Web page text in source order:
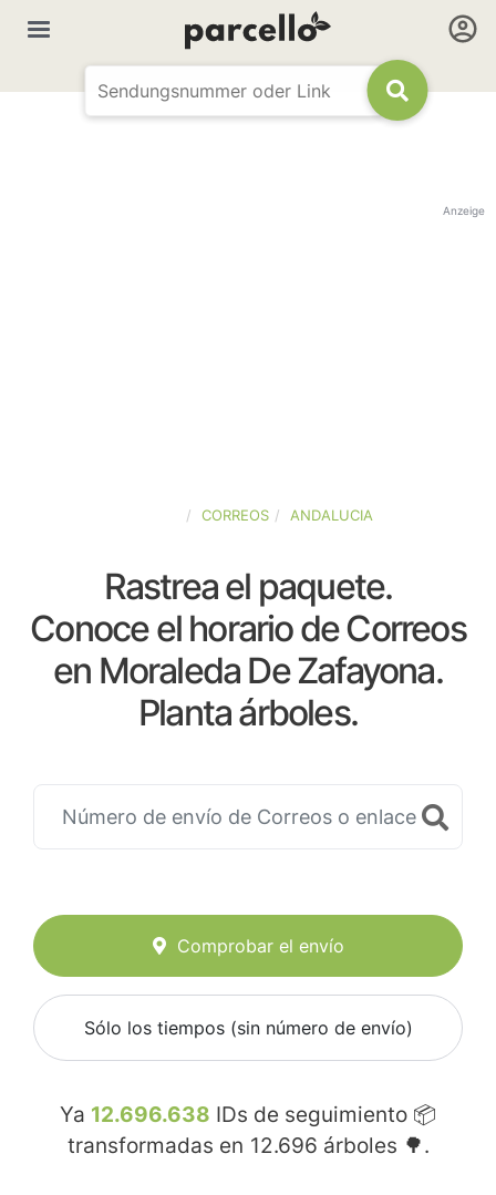
Anzeige
CORREOS ANDALUCIA
Rastrea el paquete.
Conoce el horario de Correos
en Moraleda De Zafayona.
Planta árboles.
Comprobar el envío
Sólo los tiempos (sin número de envío)
Ya 12.696.638 IDs de seguimiento 📦
transformadas en 12.696 árboles 🌳.